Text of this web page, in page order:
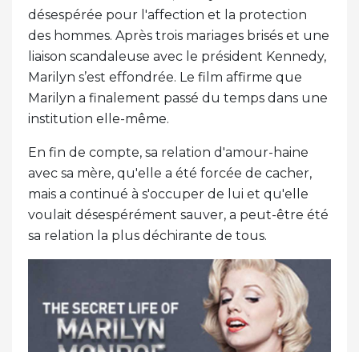
désespérée pour l'affection et la protection
des hommes. Après trois mariages brisés et une
liaison scandaleuse avec le président Kennedy,
Marilyn s’est effondrée. Le film affirme que
Marilyn a finalement passé du temps dans une
institution elle-même.
En fin de compte, sa relation d'amour-haine
avec sa mère, qu'elle a été forcée de cacher,
mais a continué à s'occuper de lui et qu'elle
voulait désespérément sauver, a peut-être été
sa relation la plus déchirante de tous.